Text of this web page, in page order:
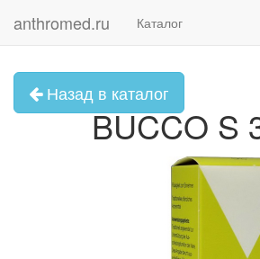
anthromed.ru Каталог
Назад в каталог
BUCCO S